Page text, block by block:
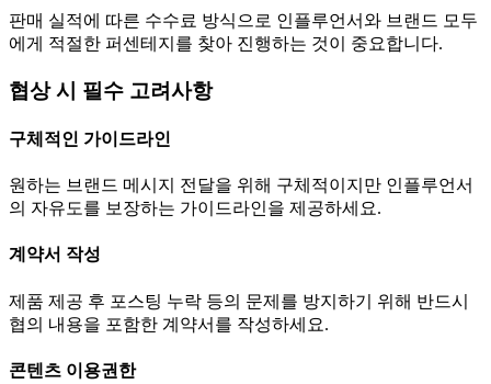
판매 실적에 따른 수수료 방식으로 인플루언서와 브랜드 모두
에게 적절한 퍼센테지를 찾아 진행하는 것이 중요합니다.
협상 시 필수 고려사항
구체적인 가이드라인
원하는 브랜드 메시지 전달을 위해 구체적이지만 인플루언서
의 자유도를 보장하는 가이드라인을 제공하세요.
계약서 작성
제품 제공 후 포스팅 누락 등의 문제를 방지하기 위해 반드시
협의 내용을 포함한 계약서를 작성하세요.
콘텐츠 이용권한